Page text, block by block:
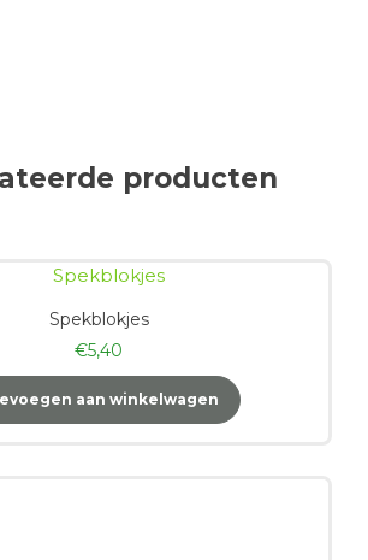
producten
Spekblokjes
€5,40
aan winkelwagen